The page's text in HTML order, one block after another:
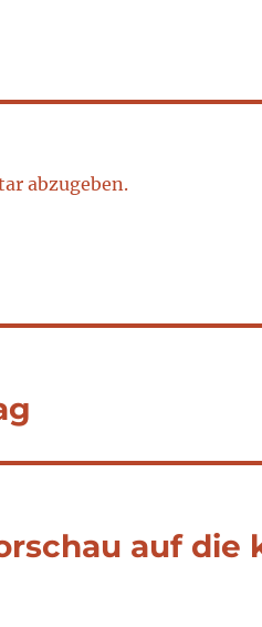
abzugeben.
auf die